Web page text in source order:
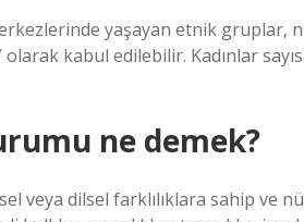
yaşayan etnik gruplar,
olarak kabul edilebilir. Kadınlar
ne demek?
veya dilsel farklılıklara sahip ve